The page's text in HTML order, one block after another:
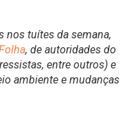
nos tuítes da semana,
, de autoridades do
entre outros) e
ambiente e mudanças